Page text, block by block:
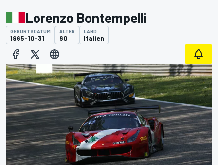
Lorenzo Bontempelli
GEBURTSDATUM
1965-10-31
ALTER
60
LAND
Italien